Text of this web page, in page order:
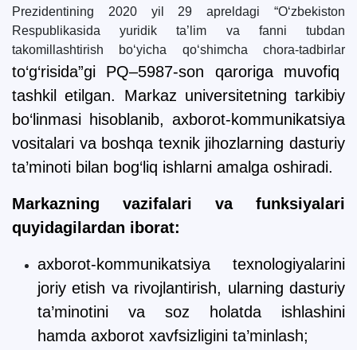
Prezidentining 2020 yil 29 apreldagi “O‘zbekiston
Respublikasida yuridik ta’lim va fanni tubdan
takomillashtirish bo‘yicha qo‘shimcha chora-tadbirlar
to‘g‘risida”gi PQ–5987-son qaroriga muvofiq
tashkil etilgan. Markaz universitetning tarkibiy
bo‘linmasi hisoblanib, axborot-kommunikatsiya
vositalari va boshqa texnik jihozlarning dasturiy
ta’minoti bilan bog‘liq ishlarni amalga oshiradi.
Markazning vazifalari va funksiyalari
quyidagilardan iborat:
axborot-kommunikatsiya texnologiyalarini
joriy etish va rivojlantirish, ularning dasturiy
ta’minotini va soz holatda ishlashini
hamda axborot xavfsizligini ta’minlash;